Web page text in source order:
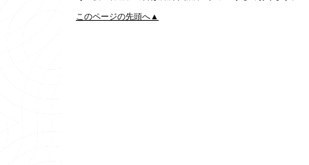
このページの先頭へ▲